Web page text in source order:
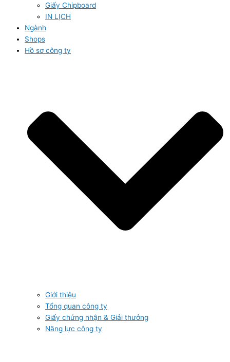
Giấy Chipboard
IN LỊCH
Ngành
Shops
Hồ sơ công ty
Giới thiệu
Tổng quan công ty
Giấy chứng nhận & Giải thưởng
Năng lực công ty